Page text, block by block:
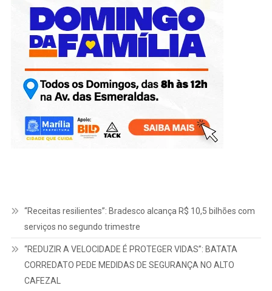
“Receitas resilientes”: Bradesco alcança R$ 10,5 bilhões com
serviços no segundo trimestre
“REDUZIR A VELOCIDADE É PROTEGER VIDAS”: BATATA
CORREDATO PEDE MEDIDAS DE SEGURANÇA NO ALTO
CAFEZAL